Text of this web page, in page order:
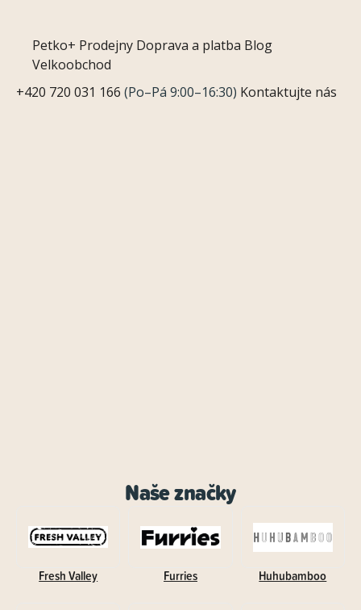
Petko+ Prodejny Doprava a platba Blog
Velkoobchod
+420 720 031 166 (Po–Pá 9:00–16:30) Kontaktujte nás
Naše značky
Fresh Valley Furries Huhubamboo